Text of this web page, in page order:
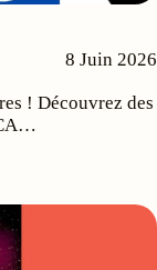
8 Juin 2026
! Découvrez des